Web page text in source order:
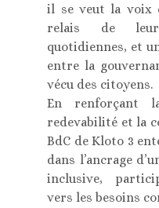
il se veut la voix
relais de
quotidiennes, et
entre la
vécu des citoyens.
En renforçant
redevabilité et la
BdC de Kloto 3
dans l’ancrage
inclusive,
vers les besoins